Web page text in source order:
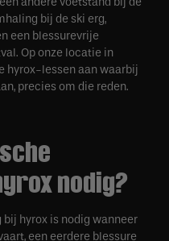
bij de ski erg,
een blessurevrije
Op onze locatie in
hyrox-lessen aan waarbij
precies om die reden.
nodig?
hyrox is nodig wanneer
een eerdere blessure